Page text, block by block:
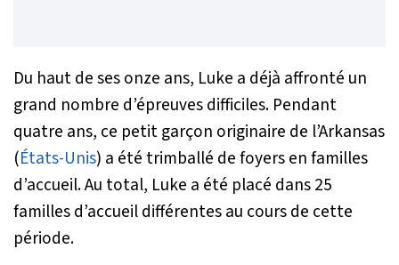
Du haut de ses onze ans, Luke a déjà affronté un
grand nombre d’épreuves difficiles. Pendant
quatre ans, ce petit garçon originaire de l’Arkansas
(États-Unis) a été trimballé de foyers en familles
d’accueil. Au total, Luke a été placé dans 25
familles d’accueil différentes au cours de cette
période.